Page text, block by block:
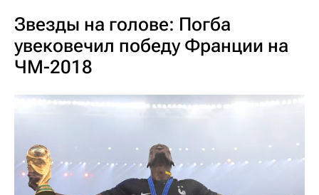
Звезды на голове: Погба
увековечил победу Франции на
ЧМ-2018